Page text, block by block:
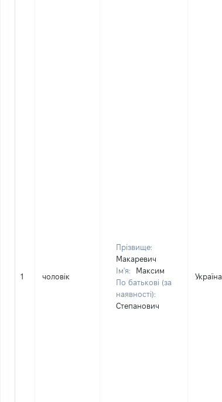
1 чоловік
Прізвище:
Макаревич
Ім'я:
Максим
По батькові (за
наявності):
Степанович
Україна